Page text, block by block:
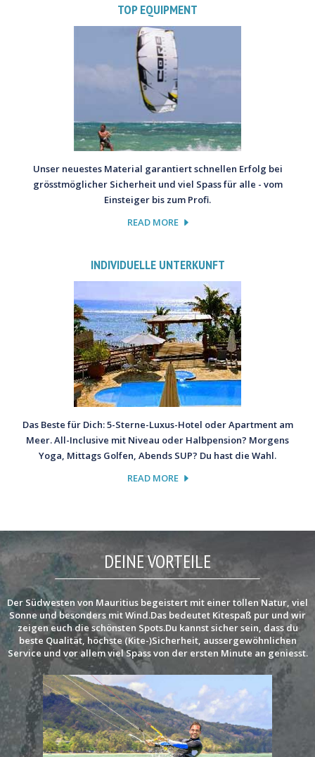
TOP EQUIPMENT
Unser neuestes Material garantiert schnellen Erfolg bei
grösstmöglicher Sicherheit und viel Spass für alle - vom
Einsteiger bis zum Profi.
READ MORE
INDIVIDUELLE UNTERKUNFT
Das Beste für Dich: 5-Sterne-Luxus-Hotel oder Apartment am
Meer. All-Inclusive mit Niveau oder Halbpension? Morgens
Yoga, Mittags Golfen, Abends SUP? Du hast die Wahl.
READ MORE
DEINE VORTEILE
Der Südwesten von Mauritius begeistert mit einer tollen Natur, viel
Sonne und besonders mit Wind.Das bedeutet Kitespaß pur und wir
zeigen euch die schönsten Spots.Du kannst sicher sein, dass du
beste Qualität, höchste (Kite-)Sicherheit, aussergewöhnlichen
Service und vor allem viel Spass von der ersten Minute an geniesst.